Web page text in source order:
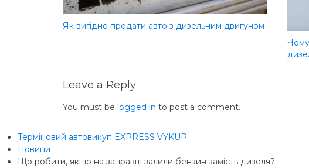
Як вигідно продати авто з дизельним двигуном
Leave a Reply
You must be logged in to post a comment.
Терміновий автовикуп EXPRESS VYKUP
Новини
Що робити, якщо на заправці залили бензин замість дизеля?